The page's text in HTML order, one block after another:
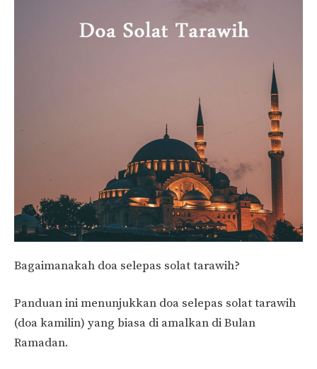
Bagaimanakah doa selepas solat tarawih?
Panduan ini menunjukkan doa selepas solat tarawih
(doa kamilin) yang biasa di amalkan di Bulan
Ramadan.